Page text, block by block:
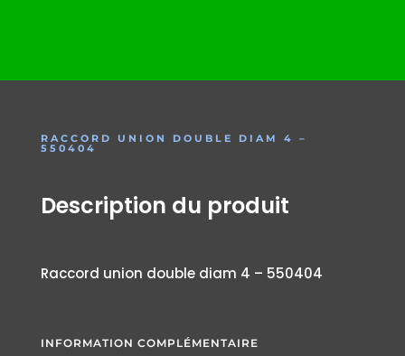
RACCORD UNION DOUBLE DIAM 4 –
550404
Description du produit
Raccord union double diam 4 – 550404
INFORMATION COMPLÉMENTAIRE